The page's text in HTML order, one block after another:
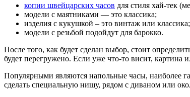
копии швейцарских часов для стиля хай-тек
модели с маятниками — это классика;
изделия с кукушкой – это винтаж или классика;
модели с резьбой подойдут для барокко.
После того, как будет сделан выбор, стоит
будет перегружено. Если уже что-то висит, картина
Популярными являются напольные часы, наиболее
сделать специальную нишу, рядом с диваном или